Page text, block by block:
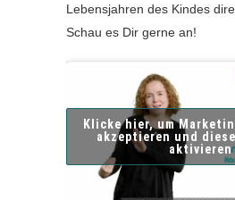
Lebensjahren des Kindes
Schau es Dir gerne an!
Klicke hier, um
akzeptieren und
aktivieren